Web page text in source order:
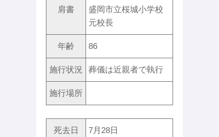
肩書
盛岡市立桜城小学校
元校長
年齢 86
施行状況 葬儀は近親者で執行
施行場所
死去日 7月28日